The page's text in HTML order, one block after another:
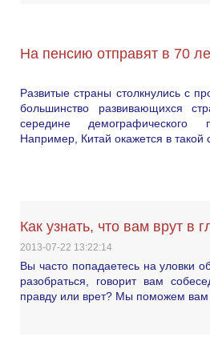
На пенсию отправят в 70
Развитые страны столкнулись с
большинство развивающихся
середине демографического
Например, Китай окажется в такой
Как узнать, что вам врут в
2013-07-22 13:22:14
Вы часто попадаетесь на уловки
разобраться, говорит вам
правду или врет? Мы поможем вам